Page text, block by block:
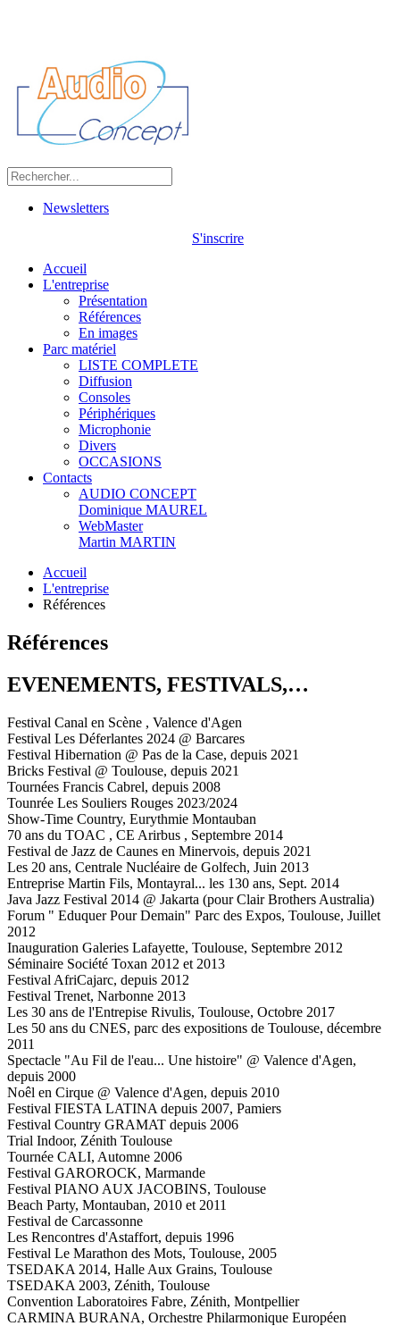
Newsletters
S'inscrire
Accueil
L'entreprise
Présentation
Références
En images
Parc matériel
LISTE COMPLETE
Diffusion
Consoles
Périphériques
Microphonie
Divers
OCCASIONS
Contacts
AUDIO CONCEPT
Dominique MAUREL
WebMaster
Martin MARTIN
Accueil
L'entreprise
Références
Références
EVENEMENTS, FESTIVALS,…
Festival Canal en Scène , Valence d'Agen
Festival Les Déferlantes 2024 @ Barcares
Festival Hibernation @ Pas de la Case, depuis 2021
Bricks Festival @ Toulouse, depuis 2021
Tournées Francis Cabrel, depuis 2008
Tounrée Les Souliers Rouges 2023/2024
Show-Time Country, Eurythmie Montauban
70 ans du TOAC , CE Arirbus , Septembre 2014
Festival de Jazz de Caunes en Minervois, depuis 2021
Les 20 ans, Centrale Nucléaire de Golfech, Juin 2013
Entreprise Martin Fils, Montayral... les 130 ans, Sept. 2014
Java Jazz Festival 2014 @ Jakarta (pour Clair Brothers Australia)
Forum " Eduquer Pour Demain" Parc des Expos, Toulouse, Juillet
2012
Inauguration Galeries Lafayette, Toulouse, Septembre 2012
Séminaire Société Toxan 2012 et 2013
Festival AfriCajarc, depuis 2012
Festival Trenet, Narbonne 2013
Les 30 ans de l'Entrepise Rivulis, Toulouse, Octobre 2017
Les 50 ans du CNES, parc des expositions de Toulouse, décembre
2011
Spectacle "Au Fil de l'eau... Une histoire" @ Valence d'Agen,
depuis 2000
Noêl en Cirque @ Valence d'Agen, depuis 2010
Festival FIESTA LATINA depuis 2007, Pamiers
Festival Country GRAMAT depuis 2006
Trial Indoor, Zénith Toulouse
Tournée CALI, Automne 2006
Festival GAROROCK, Marmande
Festival PIANO AUX JACOBINS, Toulouse
Beach Party, Montauban, 2010 et 2011
Festival de Carcassonne
Les Rencontres d'Astaffort, depuis 1996
Festival Le Marathon des Mots, Toulouse, 2005
TSEDAKA 2014, Halle Aux Grains, Toulouse
TSEDAKA 2003, Zénith, Toulouse
Convention Laboratoires Fabre, Zénith, Montpellier
CARMINA BURANA, Orchestre Philarmonique Européen